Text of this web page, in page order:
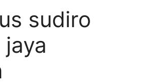
sudiro